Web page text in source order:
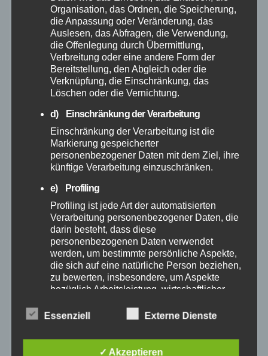
Oktober 2025
September 2025
August 2025
Juni 2025
Mai 2025
April 2025
März 2025
Februar 2025
Januar 2025
Organisation, das Ordnen, die Speicherung,
die Anpassung oder Veränderung, das
Auslesen, das Abfragen, die Verwendung,
die Offenlegung durch Übermittlung,
Verbreitung oder eine andere Form der
Bereitstellung, den Abgleich oder die
Verknüpfung, die Einschränkung, das
Löschen oder die Vernichtung.
d) Einschränkung der Verarbeitung
Einschränkung der Verarbeitung ist die
Markierung gespeicherter
personenbezogener Daten mit dem Ziel, ihre
künftige Verarbeitung einzuschränken.
e) Profiling
Profiling ist jede Art der automatisierten
Verarbeitung personenbezogener Daten, die
darin besteht, dass diese
personenbezogenen Daten verwendet
werden, um bestimmte persönliche Aspekte,
die sich auf eine natürliche Person beziehen,
zu bewerten, insbesondere, um Aspekte
bezüglich Arbeitsleistung, wirtschaftlicher
Interessen, Zuverlässigkeit, Verhalten,
natürlichen Person zu analysieren oder
vorherzusagen.
Essenziell Externe Dienste
✓ Akzeptieren